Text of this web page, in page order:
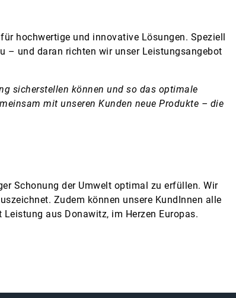
hochwertige und innovative Lösungen. Speziell
– und daran richten wir unser Leistungsangebot
sicherstellen können und so das optimale
mit unseren Kunden neue Produkte – die
Schonung der Umwelt optimal zu erfüllen. Wir
Zudem können unsere KundInnen alle
aus Donawitz, im Herzen Europas.